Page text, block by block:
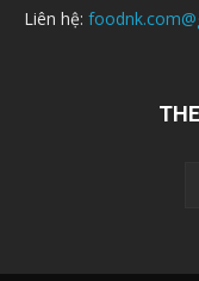
Liên hệ: